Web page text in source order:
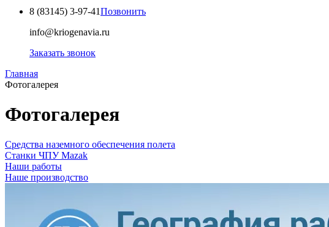
8 (83145) 3-97-41Позвонить
info@kriogenavia.ru
Заказать звонок
Главная
Фотогалерея
Фотогалерея
Средства наземного обеспечения полета
Станки ЧПУ Mazak
Наши работы
Наше производство